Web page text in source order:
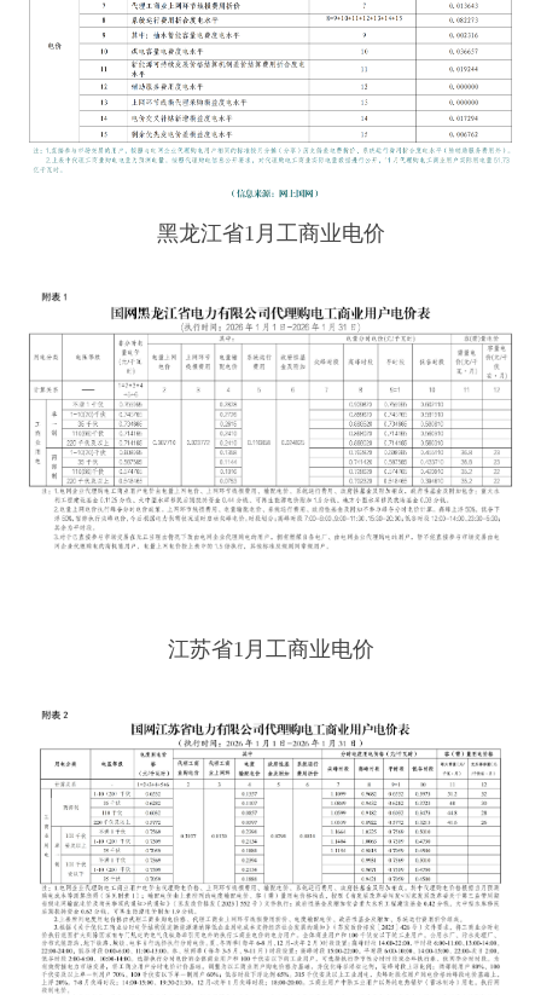
黑龙江省1月工商业电价
江苏省1月工商业电价